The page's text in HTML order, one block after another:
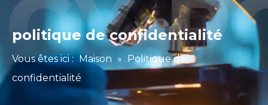
politique de confidentialité
Vous êtes ici : Maison » Politique de
confidentialité